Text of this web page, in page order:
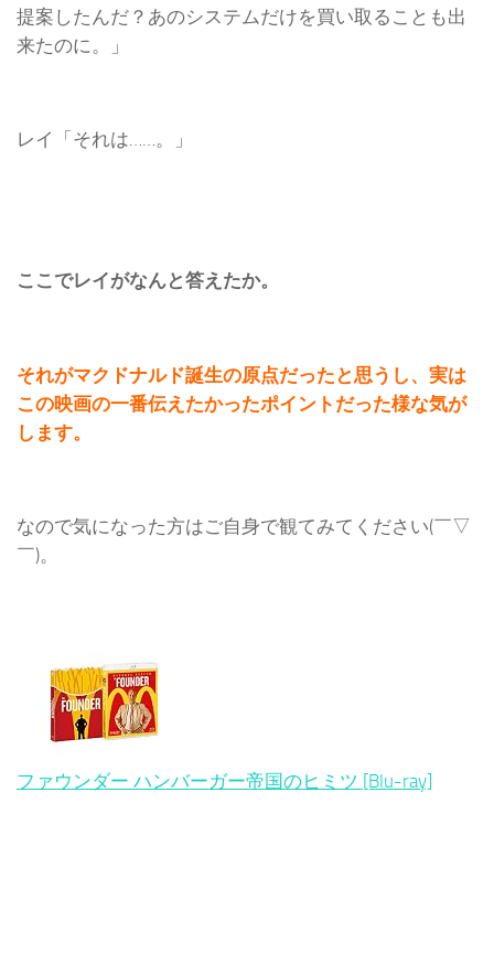
提案したんだ？あのシステムだけを買い取ることも出
来たのに。」
レイ「それは……。」
ここでレイがなんと答えたか。
それがマクドナルド誕生の原点だったと思うし、実は
この映画の一番伝えたかったポイントだった様な気が
します。
なので気になった方はご自身で観てみてください(￣▽
￣)。
ファウンダー ハンバーガー帝国のヒミツ [Blu-ray]